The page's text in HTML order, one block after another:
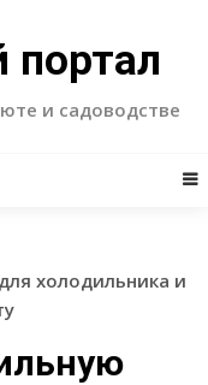
портал
и садоводстве
холодильника и